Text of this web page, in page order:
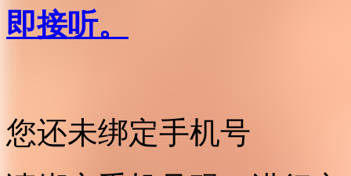
即接听。
您还未绑定手机号